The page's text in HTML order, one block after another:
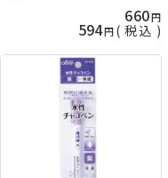
660
594 税込